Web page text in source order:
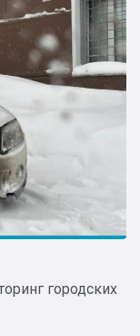
городских